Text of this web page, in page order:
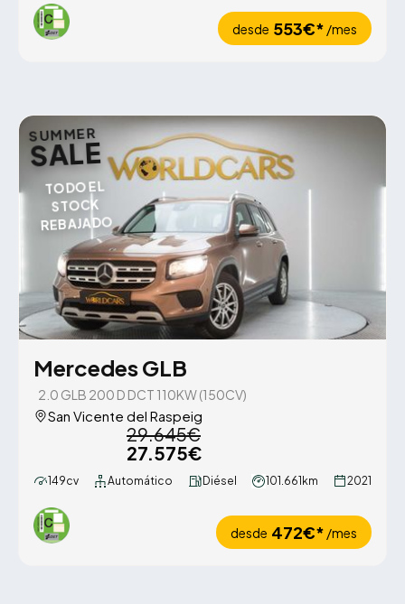
desde 553€* /mes
SUMMER
SALE
TODO EL
STOCK
REBAJADO
Mercedes GLB
2.0 GLB 200 D DCT 110KW (150CV)
San Vicente del Raspeig
29.645€
27.575€
149cv Automático Diésel 101.661km 2021
desde 472€* /mes